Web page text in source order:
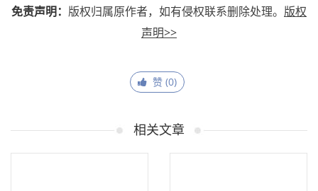
免责声明： 版权归属原作者，如有侵权联系删除处理。 版权
声明>>
赞 (0)
相关文章